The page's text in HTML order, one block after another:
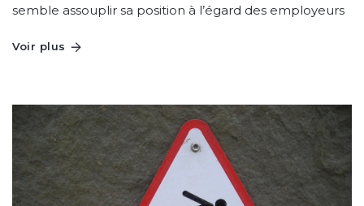
semble assouplir sa position à l’égard des employeurs
Voir plus